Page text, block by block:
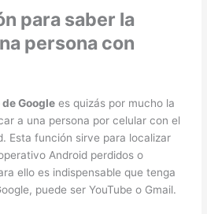
para saber la
persona con
Google es quizás por mucho la
a una persona por celular con el
Esta función sirve para localizar
Android perdidos o
ello es indispensable que tenga
puede ser YouTube o Gmail.